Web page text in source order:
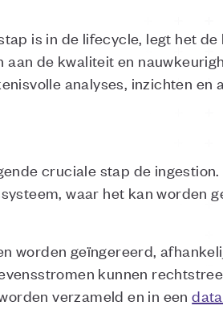
is in de lifecycle, legt het
de kwaliteit en
analyses, inzichten en
cruciale stap de
waar het kan worden
worden geïngereerd,
kunnen
verzameld en in een